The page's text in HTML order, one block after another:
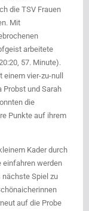
die TSV Frauen
Mit
arbeitete
57. Minute).
vier-zu-null
und Sarah
die
Punkte auf ihrem
Kader durch
werden
nächste Spiel zu
auf die Probe